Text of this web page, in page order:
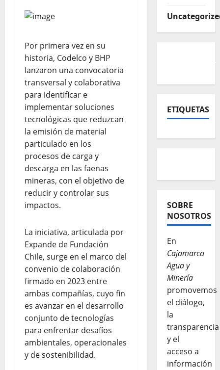
Por primera vez en su
historia, Codelco y BHP
lanzaron una convocatoria
transversal y colaborativa
para identificar e
implementar soluciones
tecnológicas que reduzcan
la emisión de material
particulado en los
procesos de carga y
descarga en las faenas
mineras, con el objetivo de
reducir y controlar sus
impactos.
La iniciativa, articulada por
Expande de Fundación
Chile, surge en el marco del
convenio de colaboración
firmado en 2023 entre
ambas compañías, cuyo fin
es avanzar en el desarrollo
conjunto de tecnologías
para enfrentar desafíos
ambientales, operacionales
y de sostenibilidad.
ETIQUETAS
SOBRE
NOSOTROS
En
Cajamarca
Agua y
Minería
promovemos
el diálogo,
la
transparencia
y el
acceso a
información